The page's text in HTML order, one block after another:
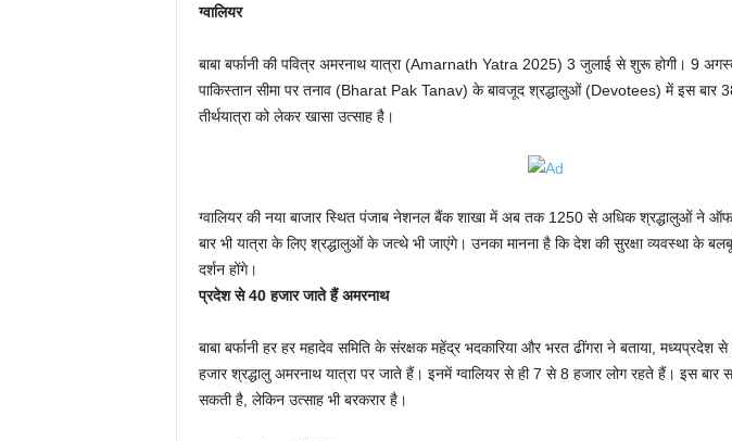
o
a
ग्वालियर
बाबा बर्फानी की पवित्र अमरनाथ यात्रा (Amarnath Yatra 2025) 3 जुलाई से शुरू होगी। 9
पाकिस्तान सीमा पर तनाव (Bharat Pak Tanav) के बावजूद श्रद्धालुओं (Devotees) में इस बार
तीर्थयात्रा को लेकर खासा उत्साह है।
ग्वालियर की नया बाजार स्थित पंजाब नेशनल बैंक शाखा में अब तक 1250 से अधिक श्रद्धालुओं ने
बार भी यात्रा के लिए श्रद्धालुओं के जत्थे भी जाएंगे। उनका मानना है कि देश की सुरक्षा व्यवस्था के
दर्शन होंगे।
प्रदेश से 40 हजार जाते हैं अमरनाथ
बाबा बर्फानी हर हर महादेव समिति के संरक्षक महेंद्र भदकारिया और भरत ढींगरा ने बताया,
हजार श्रद्धालु अमरनाथ यात्रा पर जाते हैं। इनमें ग्वालियर से ही 7 से 8 हजार लोग रहते हैं। इस बार
सकती है, लेकिन उत्साह भी बरकरार है।